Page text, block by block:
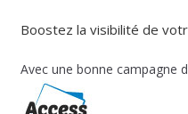
Boostez la visibilité de
Avec une bonne campagne